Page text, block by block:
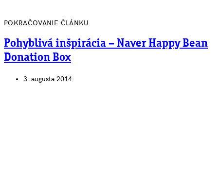
POKRAČOVANIE ČLÁNKU
Pohyblivá inšpirácia – Naver Happy Bean
Donation Box
3. augusta 2014